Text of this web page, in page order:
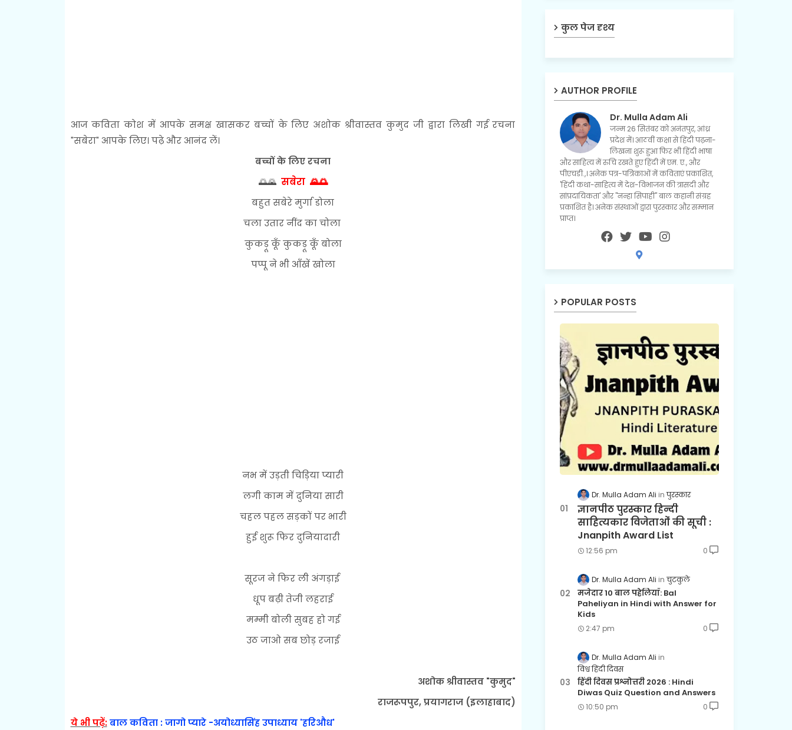
आज कविता कोश में आपके समक्ष खासकर बच्चों के लिए अशोक श्रीवास्तव कुमुद जी द्वारा लिखी गई रचना
"सबेरा" आपके लिए। पढ़े और आनंद लें।
बच्चों के लिए रचना
🌅🌄 सबेरा🌄🌅
बहुत सबेरे मुर्गा डोला
चला उतार नींद का चोला
कुकड़ू कूँ कुकड़ू कूँ बोला
पप्पू ने भी आँखें खोला
नभ में उड़ती चिड़िया प्यारी
लगी काम में दुनिया सारी
चहल पहल सड़कों पर भारी
हुई शुरू फिर दुनियादारी
सूरज ने फिर ली अंगड़ाई
धूप बढ़ी तेजी लहराई
मम्मी बोली सुबह हो गई
उठ जाओ सब छोड़ रजाई
अशोक श्रीवास्तव "कुमुद"
राजरूपपुर, प्रयागराज (इलाहाबाद)
ये भी पढ़ें: बाल कविता : जागो प्यारे -अयोध्यासिंह उपाध्याय 'हरिऔध'
कुल पेज दृश्य
AUTHOR PROFILE
Dr. Mulla Adam Ali
जन्म 26 सितंबर को अनंतपुर, आंध्र
प्रदेश में। आठवीं कक्षा से हिंदी पढ़ना-
लिखना शुरू हुआ फिर भी हिंदी भाषा
और साहित्य में रुचि रखते हुए हिंदी में एम. ए., और
पीएचडी.,। अनेक पत्र-पत्रिकाओं में कविताएं प्रकाशित,
'हिंदी कथा-साहित्य में देश-विभाजन की त्रासदी और
सांप्रदायिकता' और "नन्हा सिपाही" बाल कहानी संग्रह
प्रकाशित है। अनेक संस्थाओं द्वारा पुरस्कार और सम्मान
प्राप्त।
POPULAR POSTS
Dr. Mulla Adam Ali पुरस्कार
ज्ञानपीठ पुरस्कार हिन्दी
साहित्यकार विजेताओं की सूची :
Jnanpith Award List
12:56 pm 0
Dr. Mulla Adam Ali चुटकुले
मजेदार 10 बाल पहेलियाँ: Bal
Paheliyan in Hindi with Answer for
Kids
2:47 pm 0
Dr. Mulla Adam Ali
विश्व हिंदी दिवस
हिंदी दिवस प्रश्नोत्तरी 2026 : Hindi
Diwas Quiz Question and Answers
10:50 pm 0